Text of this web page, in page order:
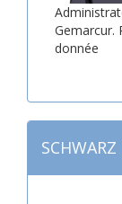
Gemarcur.
donnée